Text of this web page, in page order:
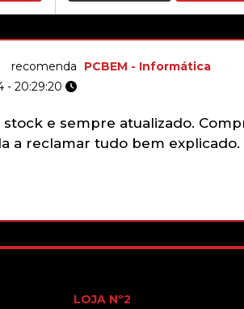
recomenda
PCBEM - Informática
- 20:29:20
e sempre atualizado.
a reclamar tudo bem explicado.
LOJA Nº2